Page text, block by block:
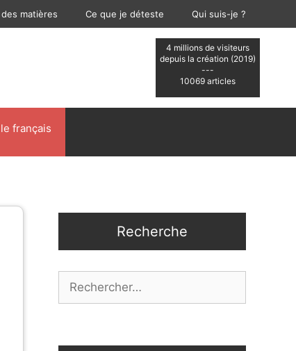
des matières Ce que je déteste Qui suis-je ?
4 millions de visiteurs
depuis la création (2019)
---
10069 articles
français
Recherche